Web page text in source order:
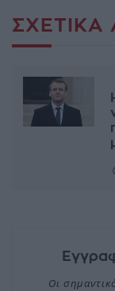
ΣΧΕΤΙΚΆ
Οι